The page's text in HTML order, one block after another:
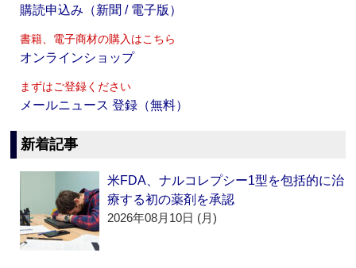
購読申込み（新聞 / 電子版）
書籍、電子商材の購入はこちら
オンラインショップ
まずはご登録ください
メールニュース 登録（無料）
新着記事
米FDA、ナルコレプシー1型を包括的に治
療する初の薬剤を承認
2026年08月10日 (月)